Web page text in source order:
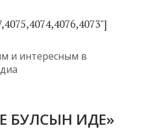
и интересным в
БУЛСЫН ИДЕ»